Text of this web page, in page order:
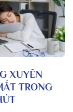
XUYÊN
TRONG